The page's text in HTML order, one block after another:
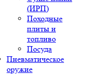
(ИРП)
Походные
плиты и
топливо
Посуда
Пневматическое
оружие